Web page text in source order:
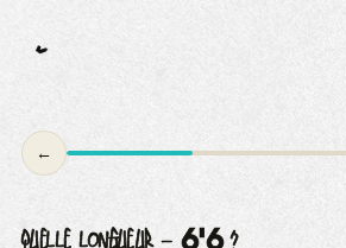
←
6'6